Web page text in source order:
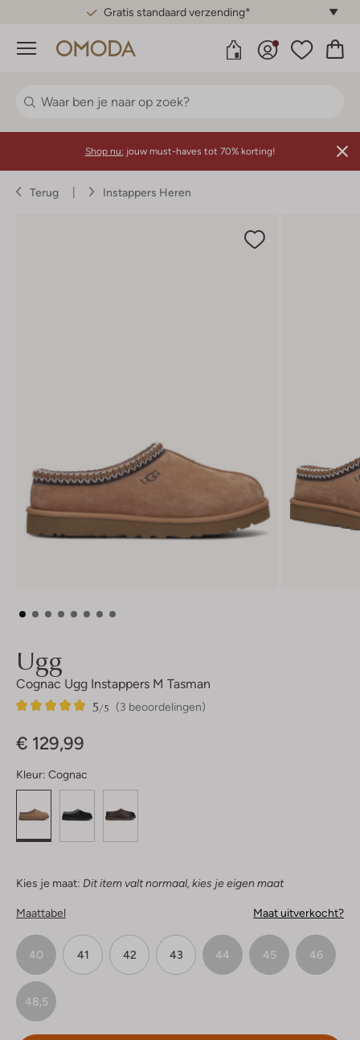
Gratis standaard verzending*
Menu
Shop nu: jouw must-haves tot 70% korting!
Terug Instappers Heren
Ugg
Cognac Ugg Instappers M Tasman
(3 beoordelingen)
5/5
3
5
€ 129,99
Kleur: Cognac
Kies je maat: Dit item valt normaal, kies je eigen maat
Maattabel Maat uitverkocht?
40 41 42 43 44 45 46
48,5